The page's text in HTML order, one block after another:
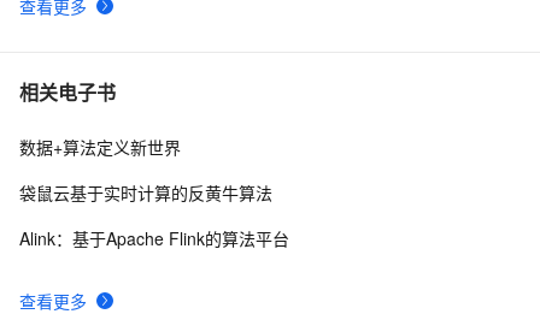
查看更多
相关电子书
查看更多
数据+算法定义新世界
袋鼠云基于实时计算的反黄牛算法
Alink：基于Apache Flink的算法平台